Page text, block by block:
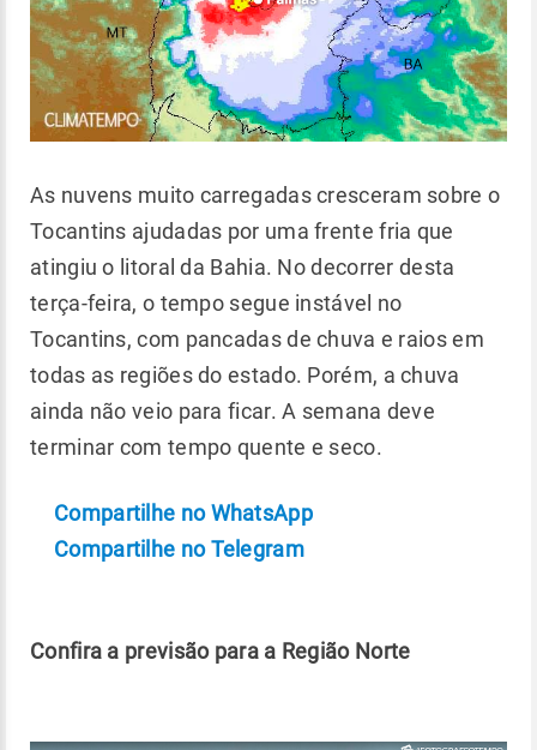
As nuvens muito carregadas cresceram sobre o
Tocantins ajudadas por uma frente fria que
atingiu o litoral da Bahia. No decorrer desta
terça-feira, o tempo segue instável no
Tocantins, com pancadas de chuva e raios em
todas as regiões do estado. Porém, a chuva
ainda não veio para ficar. A semana deve
terminar com tempo quente e seco.
Compartilhe no WhatsApp
Compartilhe no Telegram
Confira a previsão para a Região Norte